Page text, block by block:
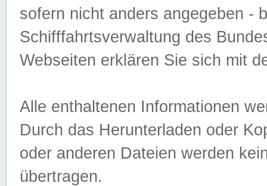
sofern nicht anders angegeben -
Schifffahrtsverwaltung des
Webseiten erklären Sie sich mit
Alle enthaltenen Informationen
Durch das Herunterladen oder
oder anderen Dateien werden
übertragen.